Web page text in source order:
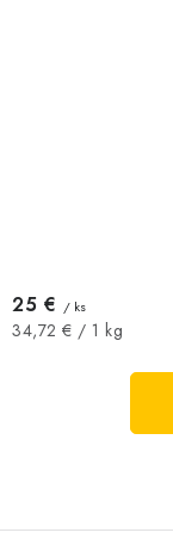
25 € / ks
Jednotková
34,72 € / 1 kg